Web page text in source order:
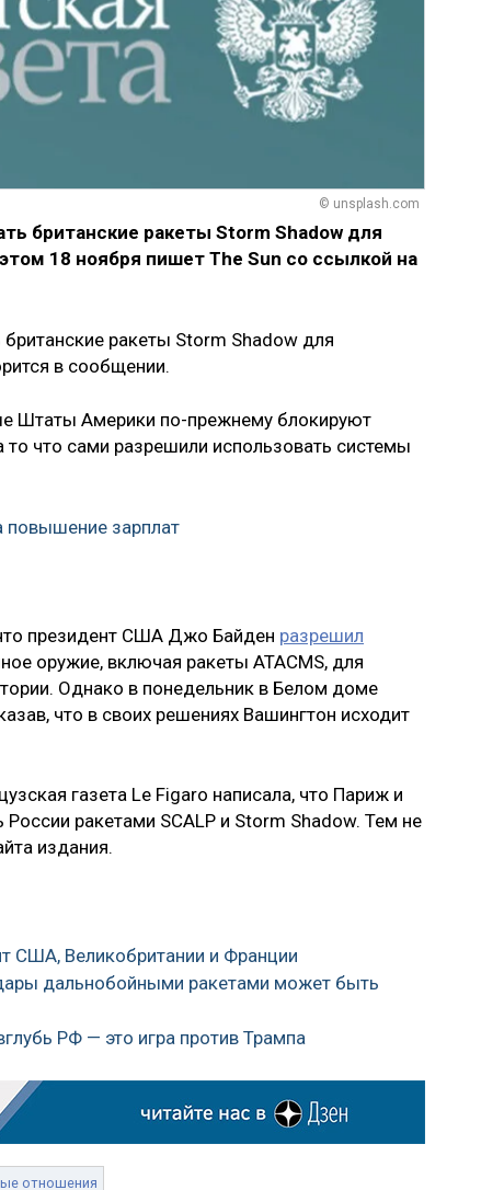
© unsplash.com
британские ракеты Storm Shadow для
18 ноября пишет The Sun со ссылкой на
ракеты Storm Shadow для
в сообщении.
Штаты Америки по-прежнему блокируют
что сами разрешили использовать системы
зарплат
президент США Джо Байден разрешил
оружие, включая ракеты ATACMS, для
Однако в понедельник в Белом доме
что в своих решениях Вашингтон исходит
газета Le Figaro написала, что Париж и
ракетами SCALP и Storm Shadow. Тем не
издания.
США, Великобритании и Франции
дальнобойными ракетами может быть
РФ — это игра против Трампа
отношения